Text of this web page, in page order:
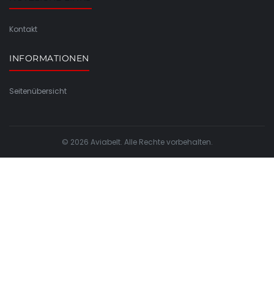
Kontakt
INFORMATIONEN
Seitenübersicht
© 2026 Aviabelt. Alle Rechte vorbehalten.